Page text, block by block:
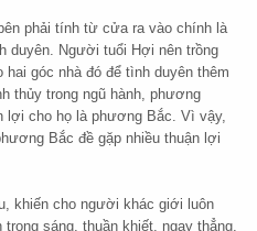
phải tính từ cửa ra vào chính là
duyên. Người tuổi Hợi nên trồng
góc nhà đó để tình duyên thêm
thủy trong ngũ hành, phương
lợi cho họ là phương Bắc. Vì vậy,
Bắc đề gặp nhiều thuận lợi
khiến cho người khác giới luôn
sáng, thuần khiết, ngay thẳng,